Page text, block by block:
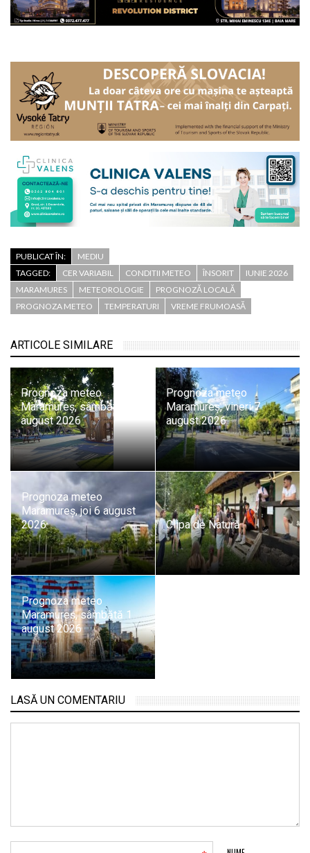
PUBLICAT ÎN:
MEDIU
TAGGED:
CER VARIABIL CONDITII METEO ÎNSORIT
IUNIE 2026
MARAMURES
METEOROLOGIE
PROGNOZĂ LOCALĂ
PROGNOZA METEO
TEMPERATURI VREME FRUMOASĂ
ARTICOLE SIMILARE
Prognoza meteo
Maramureș, sâmbătă 8
august 2026
Prognoza meteo
Maramureș, vineri 7
august 2026
Prognoza meteo
Maramureș, joi 6 august
2026
Clipa de Natură
Prognoza meteo
Maramureș, sâmbătă 1
august 2026
LASĂ UN COMENTARIU